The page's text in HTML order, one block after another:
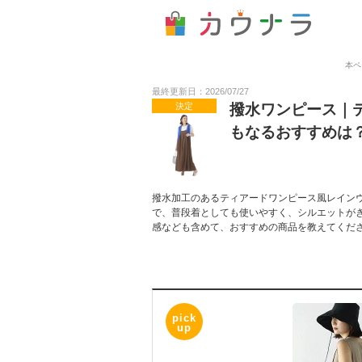
本
最終更新日：2026/07/27
決定
撥水ワンピース｜
もなるおすすめは
撥水加工のあるティアードワンピース風レイ
で、普段着としても使いやすく、シルエット
感なども含めて、おすすめの商品を教えてくだ
pick
up